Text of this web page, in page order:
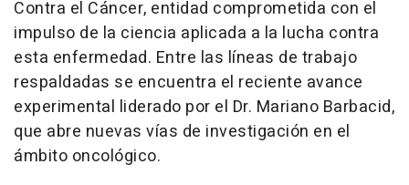
Contra el Cáncer, entidad comprometida con el
impulso de la ciencia aplicada a la lucha contra
esta enfermedad. Entre las líneas de trabajo
respaldadas se encuentra el reciente avance
experimental liderado por el Dr. Mariano Barbacid,
que abre nuevas vías de investigación en el
ámbito oncológico.